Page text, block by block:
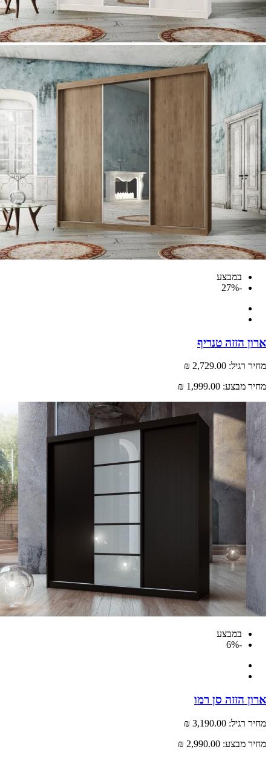
במבצע
הזזה טנריף
רגיל: 2,729.00 ₪
מבצע: 1,999.00 ₪
במבצע
הזזה סן רמו
רגיל: 3,190.00 ₪
מבצע: 2,990.00 ₪